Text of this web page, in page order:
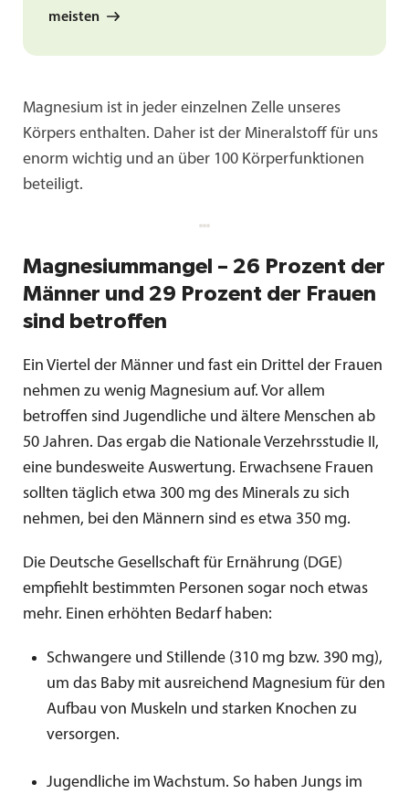
meisten
Magnesium ist in jeder einzelnen Zelle unseres
Körpers enthalten. Daher ist der Mineralstoff für uns
enorm wichtig und an über 100 Körperfunktionen
beteiligt.
Magnesiummangel – 26 Prozent der
Männer und 29 Prozent der Frauen
sind betroffen
Ein Viertel der Männer und fast ein Drittel der Frauen
nehmen zu wenig Magnesium auf. Vor allem
betroffen sind Jugendliche und ältere Menschen ab
50 Jahren. Das ergab die Nationale Verzehrsstudie II,
eine bundesweite Auswertung. Erwachsene Frauen
sollten täglich etwa 300 mg des Minerals zu sich
nehmen, bei den Männern sind es etwa 350 mg.
Die Deutsche Gesellschaft für Ernährung (DGE)
empfiehlt bestimmten Personen sogar noch etwas
mehr. Einen erhöhten Bedarf haben:
Schwangere und Stillende (310 mg bzw. 390 mg),
um das Baby mit ausreichend Magnesium für den
Aufbau von Muskeln und starken Knochen zu
versorgen.
Jugendliche im Wachstum. So haben Jungs im